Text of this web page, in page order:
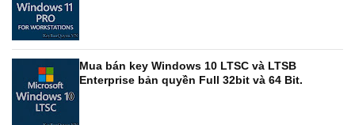
Mua bán key Windows 10 LTSC và LTSB
Enterprise bản quyền Full 32bit và 64 Bit.